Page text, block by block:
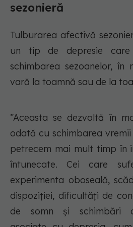
sezonieră
Tulburarea afectivă
un tip de depresie
schimbarea sezoanelor,
vară la toamnă sau de la
”Aceasta se dezvoltă în
odată cu schimbarea
petrecem mai mult timp în
întunecate. Cei care
experimenta oboseală,
dispoziției, dificultăți de
de somn și schimbări